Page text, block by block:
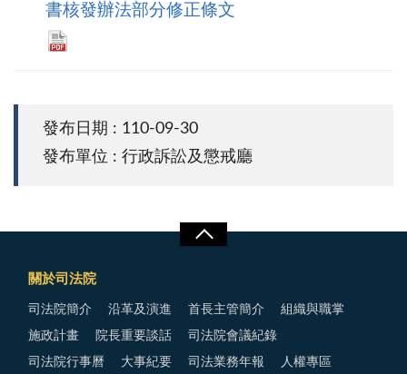
書核發辦法部分修正條文
發布日期 : 110-09-30
發布單位 : 行政訴訟及懲戒廳
關於司法院
司法院簡介 沿革及演進 首長主管簡介 組織與職掌
施政計畫 院長重要談話 司法院會議紀錄
司法院行事曆 大事紀要 司法業務年報 人權專區